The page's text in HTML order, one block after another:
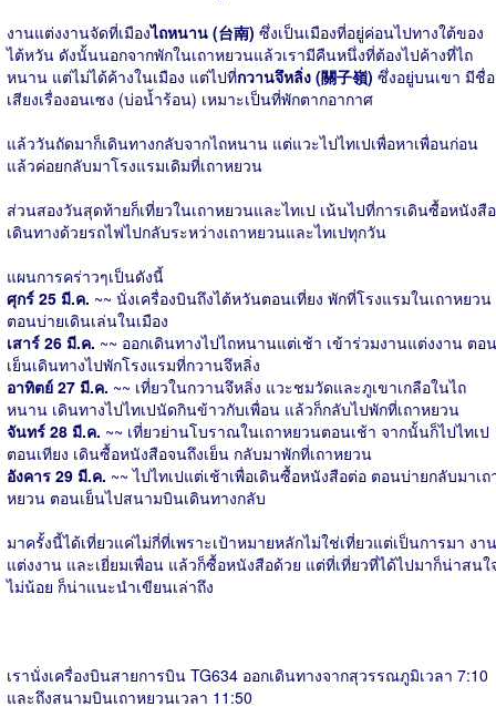
งานแต่งงานจัดที่เมืองไถหนาน (台南) ซึ่งเป็นเมืองที่อยู่ค่อนไปทางใต้ของ
ไต้หวัน ดังนั้นนอกจากพักในเถาหยวนแล้วเรามีคืนหนึ่งที่ต้องไปค้างที่ไถ
หนาน แต่ไม่ได้ค้างในเมือง แต่ไปที่กวานจึหลิ่ง (關子嶺) ซึ่งอยู่บนเขา มีชื่อ
เสียงเรื่องอนเซง (บ่อน้ำร้อน) เหมาะเป็นที่พักตากอากาศ
แล้ววันถัดมาก็เดินทางกลับจากไถหนาน แต่แวะไปไทเปเพื่อหาเพื่อนก่อน
แล้วค่อยกลับมาโรงแรมเดิมที่เถาหยวน
ส่วนสองวันสุดท้ายก็เที่ยวในเถาหยวนและไทเป เน้นไปที่การเดินซื้อหนังสือ
เดินทางด้วยรถไฟไปกลับระหว่างเถาหยวนและไทเปทุกวัน
แผนการคร่าวๆเป็นดังนี้
ศุกร์ 25 มี.ค. ~~ นั่งเครื่องบินถึงไต้หวันตอนเที่ยง พักที่โรงแรมในเถาหยวน
ตอนบ่ายเดินเล่นในเมือง
เสาร์ 26 มี.ค. ~~ ออกเดินทางไปไถหนานแต่เช้า เข้าร่วมงานแต่งงาน ตอน
เย็นเดินทางไปพักโรงแรมที่กวานจึหลิ่ง
อาทิตย์ 27 มี.ค. ~~ เที่ยวในกวานจึหลิ่ง แวะชมวัดและภูเขาเกลือในไถ
หนาน เดินทางไปไทเปนัดกินข้าวกับเพื่อน แล้วก็กลับไปพักที่เถาหยวน
จันทร์ 28 มี.ค. ~~ เที่ยวย่านโบราณในเถาหยวนตอนเช้า จากนั้นก็ไปไทเป
ตอนเทียง เดินซื้อหนังสือจนถึงเย็น กลับมาพักที่เถาหยวน
อังคาร 29 มี.ค. ~~ ไปไทเปแต่เช้าเพื่อเดินซื้อหนังสือต่อ ตอนบ่ายกลับมาเถ
หยวน ตอนเย็นไปสนามบินเดินทางกลับ
มาครั้งนี้ได้เที่ยวแค่ไม่กี่ที่เพราะเป้าหมายหลักไม่ใช่เที่ยวแต่เป็นการมา งาน
แต่งงาน และเยี่ยมเพื่อน แล้วก็ซื้อหนังสือด้วย แต่ที่เที่ยวที่ได้ไปมาก็น่าสนใ
ไม่น้อย ก็น่าแนะนำเขียนเล่าถึง
เรานั่งเครื่องบินสายการบิน TG634 ออกเดินทางจากสุวรรณภูมิเวลา 7:10
และถึงสนามบินเถาหยวนเวลา 11:50